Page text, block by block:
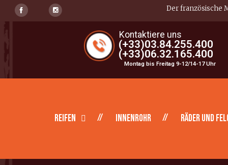
Der französische
Kontaktiere uns
(+33)03.84.255.400
(+33)06.32.165.400
Montag bis Freitag 9-12/14-17 Uhr
Reifen Innenrohr Räder und